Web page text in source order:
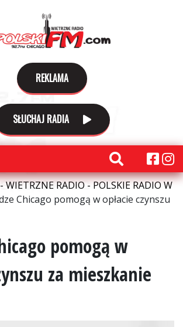
REKLAMA
SŁUCHAJ RADIA
WIETRZNE RADIO - POLSKIE RADIO W
Chicago pomogą w opłacie czynszu
pomogą w
za mieszkanie